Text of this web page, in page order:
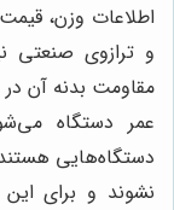
اطلاعات وزن،
و ترازوی
مقاومت بدنه آن
عمر دستگاه
دستگاه‌هایی
نشوند و برای